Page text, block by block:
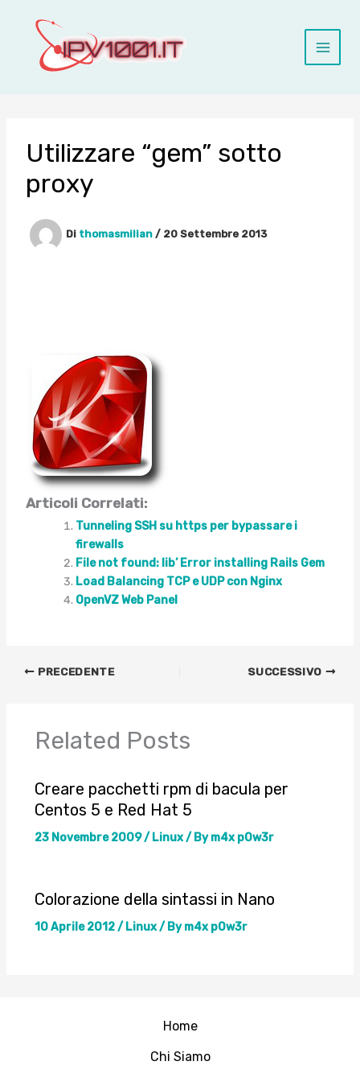
contenuto
Utilizzare “gem” sotto
proxy
Di thomasmilian / 20 Settembre 2013
Articoli Correlati:
Tunneling SSH su https per bypassare i
firewalls
File not found: lib’ Error installing Rails Gem
Load Balancing TCP e UDP con Nginx
OpenVZ Web Panel
PRECEDENTE SUCCESSIVO
Related Posts
Creare pacchetti rpm di bacula per
Centos 5 e Red Hat 5
23 Novembre 2009/ Linux/ Bym4x p0w3r
Colorazione della sintassi in Nano
10 Aprile 2012/ Linux/ Bym4x p0w3r
Home
Chi Siamo